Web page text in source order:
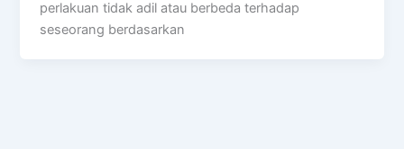
perlakuan tidak adil atau berbeda terhadap
seseorang berdasarkan